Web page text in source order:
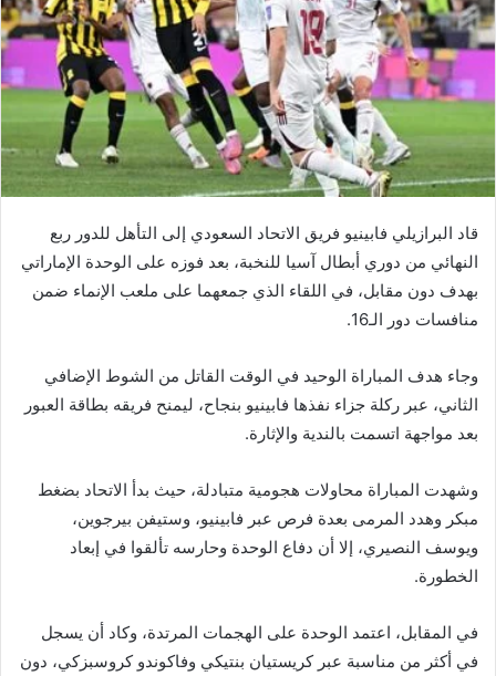
قاد البرازيلي فابينيو فريق الاتحاد السعودي إلى التأهل للدور ربع
النهائي من دوري أبطال آسيا للنخبة، بعد فوزه على الوحدة الإماراتي
بهدف دون مقابل، في اللقاء الذي جمعهما على ملعب الإنماء ضمن
منافسات دور الـ16.
وجاء هدف المباراة الوحيد في الوقت القاتل من الشوط الإضافي
الثاني، عبر ركلة جزاء نفذها فابينيو بنجاح، ليمنح فريقه بطاقة العبور
بعد مواجهة اتسمت بالندية والإثارة.
وشهدت المباراة محاولات هجومية متبادلة، حيث بدأ الاتحاد بضغط
مبكر وهدد المرمى بعدة فرص عبر فابينيو، وستيفن بيرجوين،
ويوسف النصيري، إلا أن دفاع الوحدة وحارسه تألقوا في إبعاد
الخطورة.
في المقابل، اعتمد الوحدة على الهجمات المرتدة، وكاد أن يسجل
في أكثر من مناسبة عبر كريستيان بنتيكي وفاكوندو كروسبزكي، دون